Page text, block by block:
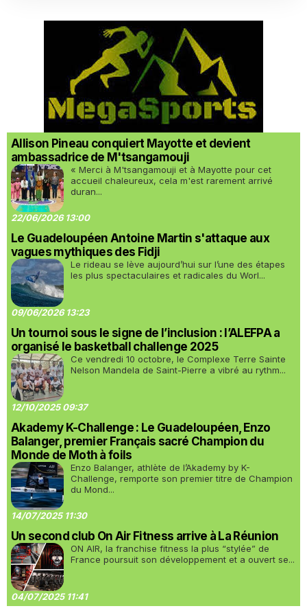
Allison Pineau conquiert Mayotte et devient
ambassadrice de M'tsangamouji
« Merci à M'tsangamouji et à Mayotte pour cet
accueil chaleureux, cela m'est rarement arrivé
duran...
22/06/2026 13:00
Le Guadeloupéen Antoine Martin s'attaque aux
vagues mythiques des Fidji
Le rideau se lève aujourd’hui sur l’une des étapes
les plus spectaculaires et radicales du Worl...
09/06/2026 13:23
Un tournoi sous le signe de l’inclusion : l’ALEFPA a
organisé le basketball challenge 2025
Ce vendredi 10 octobre, le Complexe Terre Sainte
Nelson Mandela de Saint-Pierre a vibré au rythm...
12/10/2025 09:37
Akademy K-Challenge : Le Guadeloupéen, Enzo
Balanger, premier Français sacré Champion du
Monde de Moth à foils
Enzo Balanger, athlète de l’Akademy by K-
Challenge, remporte son premier titre de Champion
du Mond...
14/07/2025 11:30
Un second club On Air Fitness arrive à La Réunion
ON AIR, la franchise fitness la plus “stylée” de
France poursuit son développement et a ouvert se...
04/07/2025 11:41